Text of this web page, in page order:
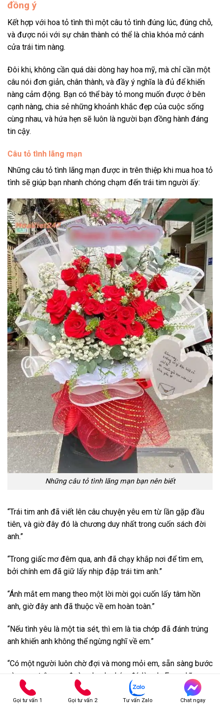
đồng ý
Kết hợp với hoa tỏ tình thì một câu tỏ tình đúng lúc, đúng chỗ,
và được nói với sự chân thành có thể là chìa khóa mở cánh
cửa trái tim nàng.
Đôi khi, không cần quá dài dòng hay hoa mỹ, mà chỉ cần một
câu nói đơn giản, chân thành, và đầy ý nghĩa là đủ để khiến
nàng cảm động. Bạn có thể bày tỏ mong muốn được ở bên
cạnh nàng, chia sẻ những khoảnh khắc đẹp của cuộc sống
cùng nhau, và hứa hẹn sẽ luôn là người bạn đồng hành đáng
tin cậy.
Câu tỏ tình lãng mạn
Những câu tỏ tình lãng mạn được in trên thiệp khi mua hoa tỏ
tình sẽ giúp bạn nhanh chóng chạm đến trái tim người ấy:
Những câu tỏ tình lãng mạn bạn nên biết
“Trái tim anh đã viết lên câu chuyện yêu em từ lần gặp đầu
tiên, và giờ đây đó là chương duy nhất trong cuốn sách đời
anh.”
“Trong giấc mơ đêm qua, anh đã chạy khắp nơi để tìm em,
bởi chính em đã giữ lấy nhịp đập trái tim anh.”
“Ánh mắt em mang theo một lời mời gọi cuốn lấy tâm hồn
anh, giờ đây anh đã thuộc về em hoàn toàn.”
“Nếu tình yêu là một tia sét, thì em là tia chớp đã đánh trúng
anh khiến anh không thể ngừng nghĩ về em.”
“Có một người luôn chờ đợi và mong mỏi em, sẵn sàng bước
cùng em trên con đường hạnh phúc, đó là anh. Em nghĩ
sao?”
Gọi tư vấn 1 Gọi tư vấn 2 Tư vấn Zalo Chat ngay